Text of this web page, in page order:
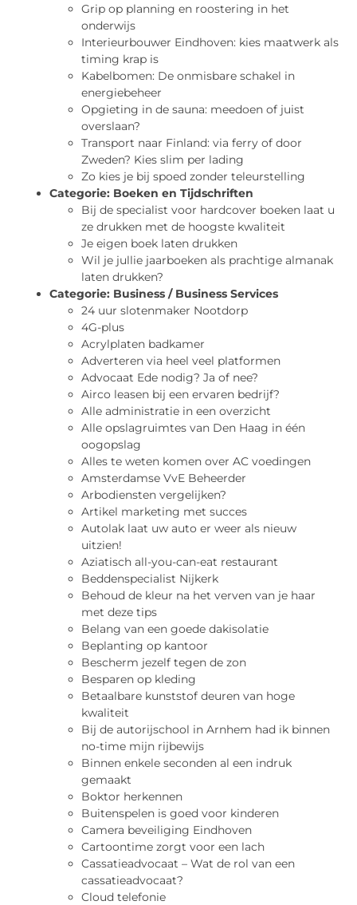
Grip op planning en roostering in het
onderwijs
Interieurbouwer Eindhoven: kies maatwerk als
timing krap is
Kabelbomen: De onmisbare schakel in
energiebeheer
Opgieting in de sauna: meedoen of juist
overslaan?
Transport naar Finland: via ferry of door
Zweden? Kies slim per lading
Zo kies je bij spoed zonder teleurstelling
Categorie: Boeken en Tijdschriften
Bij de specialist voor hardcover boeken laat u
ze drukken met de hoogste kwaliteit
Je eigen boek laten drukken
Wil je jullie jaarboeken als prachtige almanak
laten drukken?
Categorie: Business / Business Services
24 uur slotenmaker Nootdorp
4G-plus
Acrylplaten badkamer
Adverteren via heel veel platformen
Advocaat Ede nodig? Ja of nee?
Airco leasen bij een ervaren bedrijf?
Alle administratie in een overzicht
Alle opslagruimtes van Den Haag in één
oogopslag
Alles te weten komen over AC voedingen
Amsterdamse VvE Beheerder
Arbodiensten vergelijken?
Artikel marketing met succes
Autolak laat uw auto er weer als nieuw
uitzien!
Aziatisch all-you-can-eat restaurant
Beddenspecialist Nijkerk
Behoud de kleur na het verven van je haar
met deze tips
Belang van een goede dakisolatie
Beplanting op kantoor
Bescherm jezelf tegen de zon
Besparen op kleding
Betaalbare kunststof deuren van hoge
kwaliteit
Bij de autorijschool in Arnhem had ik binnen
no-time mijn rijbewijs
Binnen enkele seconden al een indruk
gemaakt
Boktor herkennen
Buitenspelen is goed voor kinderen
Camera beveiliging Eindhoven
Cartoontime zorgt voor een lach
Cassatieadvocaat – Wat de rol van een
cassatieadvocaat?
Cloud telefonie